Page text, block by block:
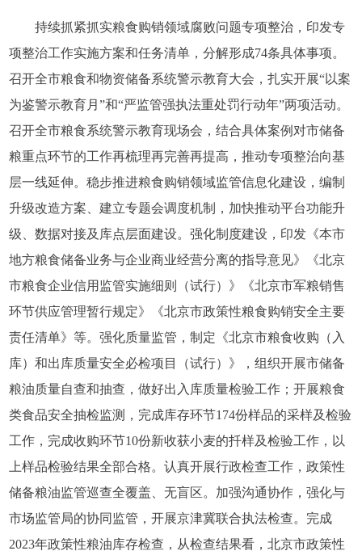
持续抓紧抓实粮食购销领域腐败问题专项整治，印发专
项整治工作实施方案和任务清单，分解形成74条具体事项。
召开全市粮食和物资储备系统警示教育大会，扎实开展“以案
为鉴警示教育月”和“严监管强执法重处罚行动年”两项活动。
召开全市粮食系统警示教育现场会，结合具体案例对市储备
粮重点环节的工作再梳理再完善再提高，推动专项整治向基
层一线延伸。稳步推进粮食购销领域监管信息化建设，编制
升级改造方案、建立专题会调度机制，加快推动平台功能升
级、数据对接及库点层面建设。强化制度建设，印发《本市
地方粮食储备业务与企业商业经营分离的指导意见》《北京
市粮食企业信用监管实施细则（试行）》《北京市军粮销售
环节供应管理暂行规定》《北京市政策性粮食购销安全主要
责任清单》等。强化质量监管，制定《北京市粮食收购（入
库）和出库质量安全必检项目（试行）》，组织开展市储备
粮油质量自查和抽查，做好出入库质量检验工作；开展粮食
类食品安全抽检监测，完成库存环节174份样品的采样及检验
工作，完成收购环节10份新收获小麦的扦样及检验工作，以
上样品检验结果全部合格。认真开展行政检查工作，政策性
储备粮油监管巡查全覆盖、无盲区。加强沟通协作，强化与
市场监管局的协同监管，开展京津冀联合执法检查。完成
2023年政策性粮油库存检查，从检查结果看，北京市政策性